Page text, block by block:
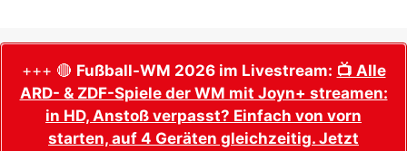
+++ 🔴 Fußball-WM 2026 im Livestream: 📺 Alle
ARD- & ZDF-Spiele der WM mit Joyn+ streamen:
in HD, Anstoß verpasst? Einfach von vorn
starten, auf 4 Geräten gleichzeitig. Jetzt